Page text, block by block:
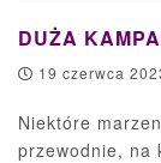
DUŻA
19 czerwca
Niektóre
przewodnie, na